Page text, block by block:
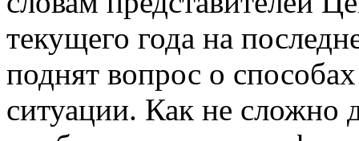
текущего года на
поднят вопрос о
ситуации. Как не сложно